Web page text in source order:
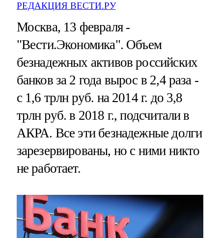
РЕДАКЦИЯ ВЕСТИ.РУ
Москва, 13 февраля -
"Вести.Экономика". Объем
безнадежных активов российских
банков за 2 года вырос в 2,4 раза -
с 1,6 трлн руб. на 2014 г. до 3,8
трлн руб. в 2018 г., подсчитали в
АКРА. Все эти безнадежные долги
зарезервированы, но с ними никто
не работает.